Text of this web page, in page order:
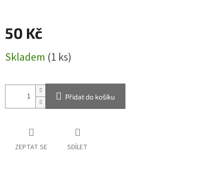
50 Kč
cena:
Skladem (1 ks)
Přidat do košíku
ZEPTAT SE SDÍLET